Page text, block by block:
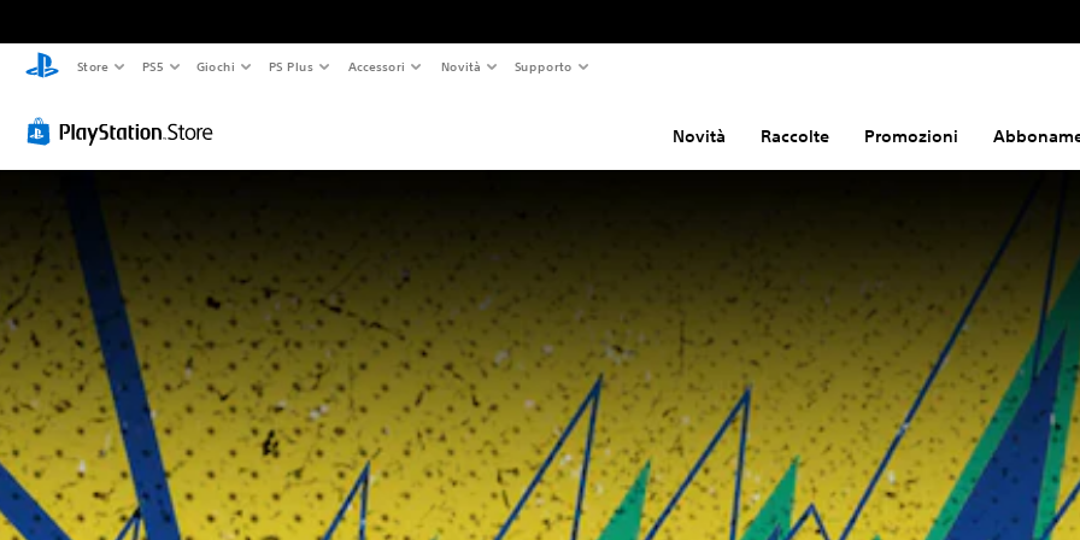
Store PS5 Giochi PS Plus Accessori Novità Supporto
Novità Raccolte Promozioni